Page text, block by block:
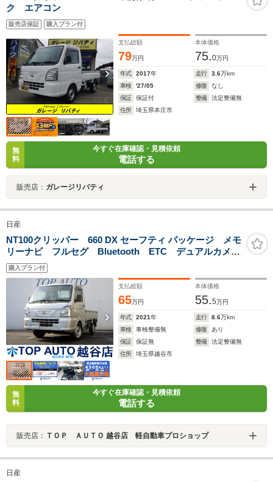
ク エアコン
販売店保証 購入プラン付
支払総額
79万円
本体価格
75.0万円
年式 2017年 走行 3.6万km
車検
'27/05 修復
なし
保証
保証付 整備
法定整備無
住所
埼玉県本庄市
無
料
今すぐ在庫確認・見積依頼
電話する
販売店： ガレージリバティ
日産
NT100クリッパー 660 DX セーフティ パッケージ メモ
リーナビ フルセグ Bluetooth ETC デュアルカメラ
ブレーキサポート 踏み間違い防止 車線逸脱 オート
マチックハイビーム パワステ ABS
購入プラン付
支払総額
65万円
本体価格
55.5万円
年式 2021年 走行 8.6万km
車検
車検整備無 修復
あり
保証
保証無 整備
法定整備無
住所
埼玉県越谷市
無
料
今すぐ在庫確認・見積依頼
電話する
販売店： ＴＯＰ ＡＵＴＯ 越谷店 軽自動車プロショップ
日産